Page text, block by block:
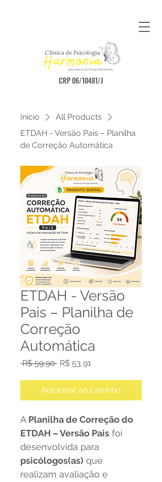
CRP 06/10481/J
Início
All Products
ETDAH - Versão Pais – Planilha
de Correção Automática
ETDAH - Versão
Pais – Planilha de
Correção
Automática
R$ 59,90 Preço
R$ 53,91
Adicionar ao carrinho
A Planilha de Correção do
ETDAH – Versão Pais foi
desenvolvida para
psicólogos(as) que
realizam avaliação e